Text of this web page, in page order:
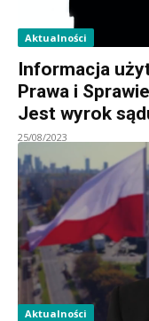
Aktualności
Informacja
Prawa i
Jest wyrok
25/08/2023
Aktualności